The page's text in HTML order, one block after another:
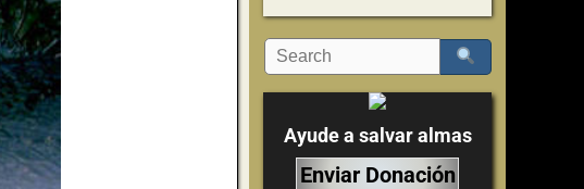
Ayude a salvar almas
Enviar Donación